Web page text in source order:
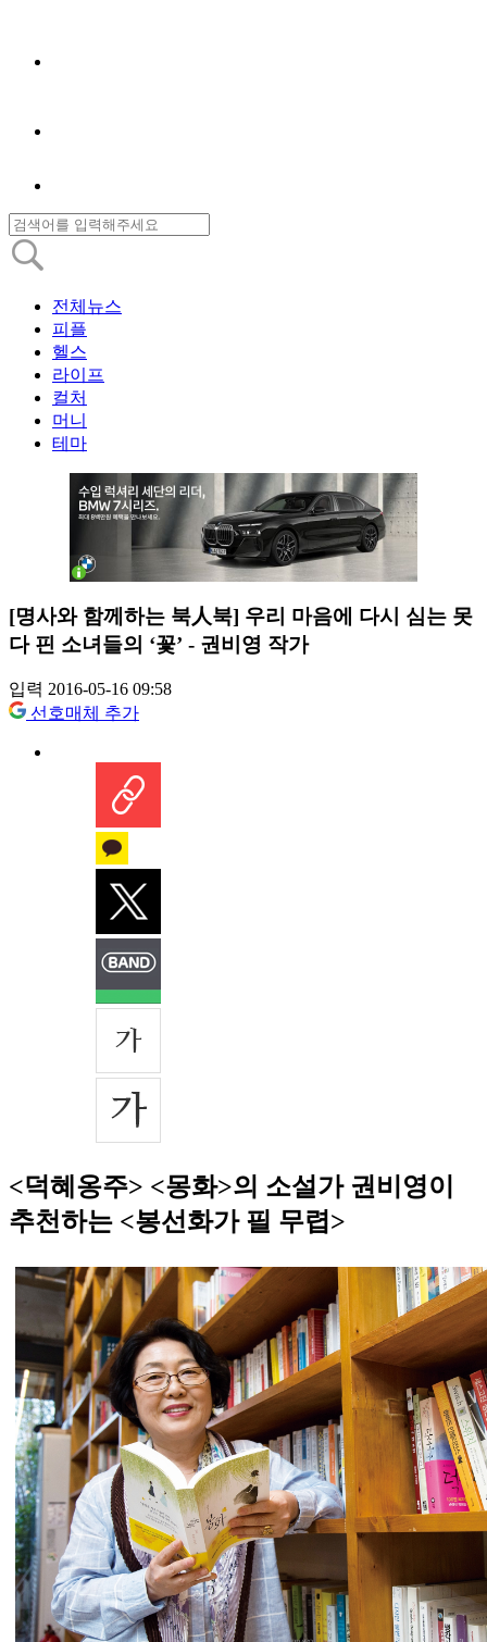
전체뉴스
피플
헬스
라이프
컬처
머니
테마
[명사와 함께하는 북人북] 우리 마음에 다시 심는 못
다 핀 소녀들의 ‘꽃’ - 권비영 작가
입력 2016-05-16 09:58
선호매체 추가
<덕혜옹주> <몽화>의 소설가 권비영이
추천하는 <봉선화가 필 무렵>